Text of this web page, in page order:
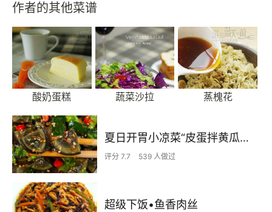
作者的其他菜谱
酸奶蛋糕 蔬菜沙拉 蒸槐花
夏日开胃小凉菜“皮蛋拌黄瓜🥒”开胃减脂
评分 7.7 539 人做过
超级下饭•鱼香肉丝